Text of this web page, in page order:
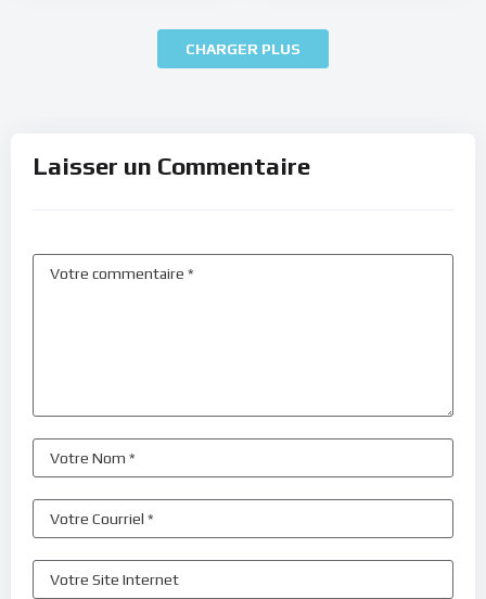
CHARGER PLUS
Laisser un Commentaire